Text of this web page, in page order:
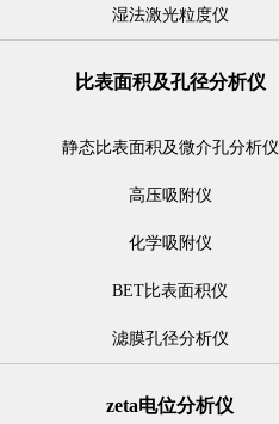
湿法激光粒度仪
比表面积及孔径分析仪
静态比表面积及微介孔分析仪
高压吸附仪
化学吸附仪
BET比表面积仪
滤膜孔径分析仪
zeta电位分析仪